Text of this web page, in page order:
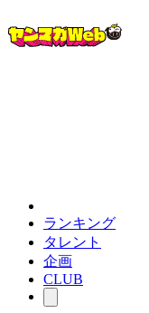
ランキング
タレント
企画
CLUB